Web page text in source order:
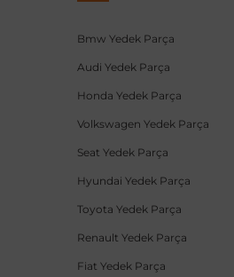
Bmw Yedek Parça
Audi Yedek Parça
Honda Yedek Parça
Volkswagen Yedek Parça
Seat Yedek Parça
Hyundai Yedek Parça
Toyota Yedek Parça
Renault Yedek Parça
Fiat Yedek Parça